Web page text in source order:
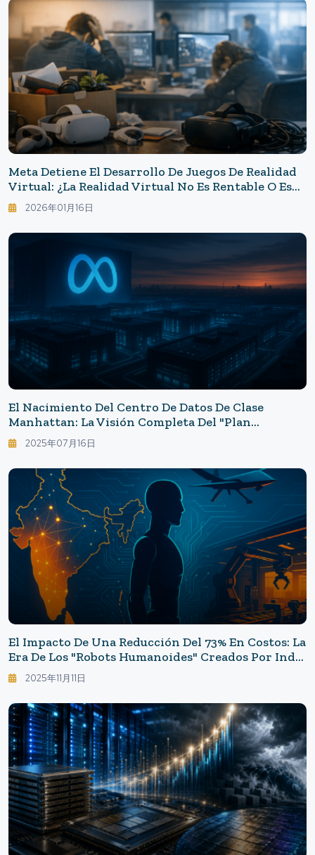
Meta Detiene El Desarrollo De Juegos De Realidad
Virtual: ¿La Realidad Virtual No Es Rentable O Es
Que La Gestión Es Deficiente? Desglosando La
Decisión De Meta
2026年01月16日
El Nacimiento Del Centro De Datos De Clase
Manhattan: La Visión Completa Del "Plan
Prometheus" De Zuckerberg
2025年07月16日
El Impacto De Una Reducción Del 73% En Costos: La
Era De Los "robots Humanoides" Creados Por India
- El Impacto De 3 Billones De Yenes De La "deep
Tech" En India
2025年11月11日